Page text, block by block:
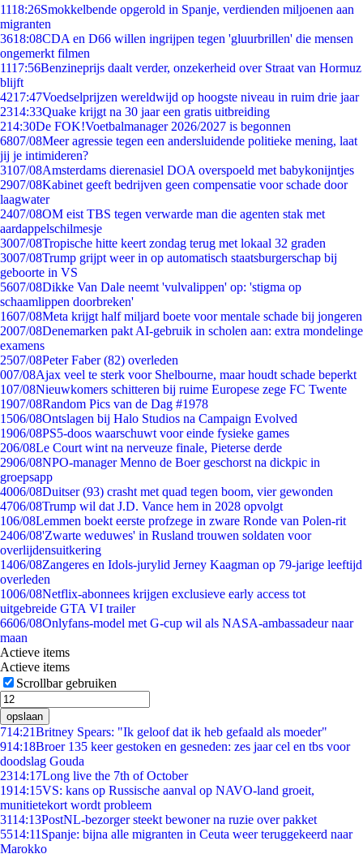
1118:26Smokkelbende opgerold in Spanje, verdienden miljoenen aan
migranten
3618:08CDA en D66 willen ingrijpen tegen 'gluurbrillen' die mensen
ongemerkt filmen
1117:56Benzineprijs daalt verder, onzekerheid over Straat van Hormuz
blijft
4217:47Voedselprijzen wereldwijd op hoogste niveau in ruim drie jaar
2314:33Quake krijgt na 30 jaar een gratis uitbreiding
214:30De FOK!Voetbalmanager 2026/2027 is begonnen
6807/08Meer agressie tegen een andersluidende politieke mening, laat
jij je intimideren?
3107/08Amsterdams dierenasiel DOA overspoeld met babykonijntjes
2907/08Kabinet geeft bedrijven geen compensatie voor schade door
laagwater
2407/08OM eist TBS tegen verwarde man die agenten stak met
aardappelschilmesje
3007/08Tropische hitte keert zondag terug met lokaal 32 graden
3007/08Trump grijpt weer in op automatisch staatsburgerschap bij
geboorte in VS
5607/08Dikke Van Dale neemt 'vulvalippen' op: 'stigma op
schaamlippen doorbreken'
1607/08Meta krijgt half miljard boete voor mentale schade bij jongeren
2007/08Denemarken pakt AI-gebruik in scholen aan: extra mondelinge
examens
2507/08Peter Faber (82) overleden
007/08Ajax veel te sterk voor Shelbourne, maar houdt schade beperkt
107/08Nieuwkomers schitteren bij ruime Europese zege FC Twente
1907/08Random Pics van de Dag #1978
1506/08Ontslagen bij Halo Studios na Campaign Evolved
1906/08PS5-doos waarschuwt voor einde fysieke games
206/08Le Court wint na nerveuze finale, Pieterse derde
2906/08NPO-manager Menno de Boer geschorst na dickpic in
groepsapp
4006/08Duitser (93) crasht met quad tegen boom, vier gewonden
4706/08Trump wil dat J.D. Vance hem in 2028 opvolgt
106/08Lemmen boekt eerste profzege in zware Ronde van Polen-rit
2406/08'Zwarte weduwes' in Rusland trouwen soldaten voor
overlijdensuitkering
1406/08Zangeres en Idols-jurylid Jerney Kaagman op 79-jarige leeftijd
overleden
1006/08Netflix-abonnees krijgen exclusieve early access tot
uitgebreide GTA VI trailer
6606/08Onlyfans-model met G-cup wil als NASA-ambassadeur naar
maan
Actieve items
Actieve items
Scrollbar gebruiken
opslaan
714:21Britney Spears: "Ik geloof dat ik heb gefaald als moeder"
914:18Broer 135 keer gestoken en gesneden: zes jaar cel en tbs voor
doodslag Gouda
2314:17Long live the 7th of October
1914:15VS: kans op Russische aanval op NAVO-land groeit,
munitietekort wordt probleem
3114:13PostNL-bezorger steekt bewoner na ruzie over pakket
5514:11 Spanje: bijna alle migranten in Ceuta weer teruggekeerd naar
Marokko